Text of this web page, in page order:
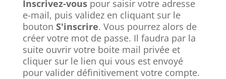
Inscrivez-vouspour saisir votre adresse
e-mail, puis validez en cliquant sur le
bouton S'inscrire. Vous pourrez alors de
créer votre mot de passe. Il faudra par la
suite ouvrir votre boite mail privée et
cliquer sur le lien qui vous est envoyé
pour valider définitivement votre compte.